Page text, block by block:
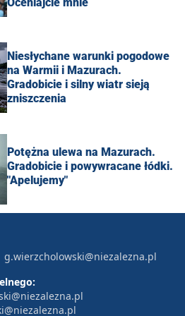
Niesłychane warunki pogodowe
na Warmii i Mazurach.
Gradobicie i silny wiatr sieją
zniszczenia
Potężna ulewa na Mazurach.
Gradobicie i powywracane łódki.
"Apelujemy"
g.wierzcholowski@niezalezna.pl